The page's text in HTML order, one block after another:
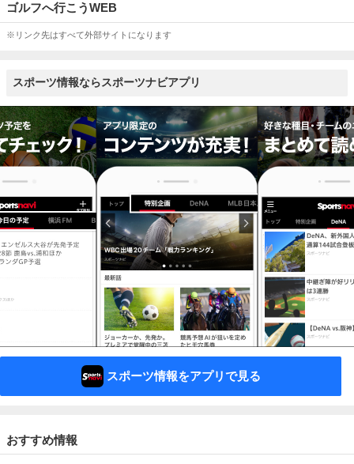
ゴルフへ行こうWEB
※リンク先はすべて外部サイトになります
スポーツ情報ならスポーツナビアプリ
スポーツ情報をアプリで見る
おすすめ情報